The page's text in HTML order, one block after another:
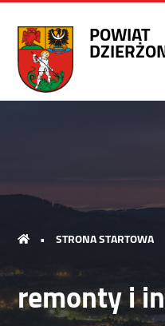
POWIAT
• STRONA STARTOWA
remonty i